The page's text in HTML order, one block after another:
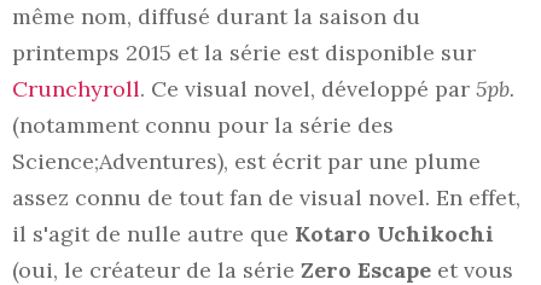
même nom, diffusé durant la saison du
printemps 2015 et la série est disponible sur
Crunchyroll. Ce visual novel, développé par 5pb.
(notamment connu pour la série des
Science;Adventures), est écrit par une plume
assez connu de tout fan de visual novel. En effet,
il s'agit de nulle autre que Kotaro Uchikochi
(oui, le créateur de la série Zero Escape et vous